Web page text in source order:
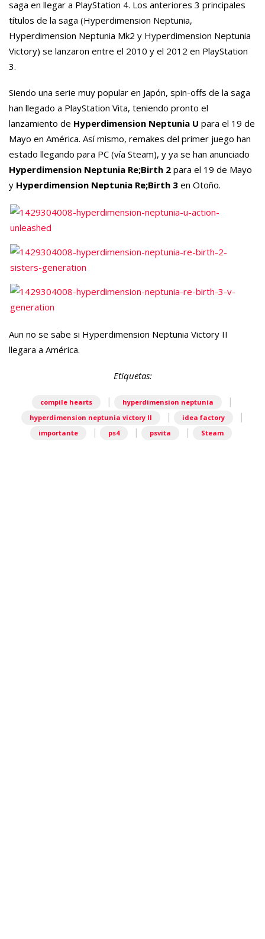
saga en llegar a PlayStation 4. Los anteriores 3 principales
títulos de la saga (Hyperdimension Neptunia,
Hyperdimension Neptunia Mk2 y Hyperdimension Neptunia
Victory) se lanzaron entre el 2010 y el 2012 en PlayStation
3.
Siendo una serie muy popular en Japón, spin-offs de la saga
han llegado a PlayStation Vita, teniendo pronto el
lanzamiento de Hyperdimension Neptunia U para el 19 de
Mayo en América. Así mismo, remakes del primer juego han
estado llegando para PC (vía Steam), y ya se han anunciado
Hyperdimension Neptunia Re;Birth 2 para el 19 de Mayo
y Hyperdimension Neptunia Re;Birth 3 en Otoño.
Aun no se sabe si Hyperdimension Neptunia Victory II
llegara a América.
Etiquetas:
compile hearts | hyperdimension neptunia |
hyperdimension neptunia victory II | idea factory |
importante | ps4 | psvita | Steam